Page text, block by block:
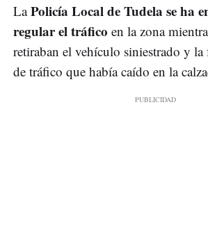
LaPolicía Local de Tudela se ha
regular el tráfico en la zona
retiraban el vehículo siniestrado y la
de tráfico que había caído en la